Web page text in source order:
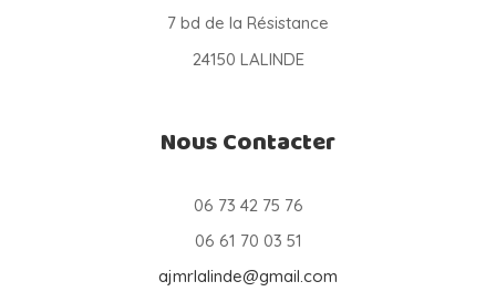
7 bd de la Résistance
24150 LALINDE
Nous Contacter
06 73 42 75 76
06 61 70 03 51
ajmrlalinde@gmail.com